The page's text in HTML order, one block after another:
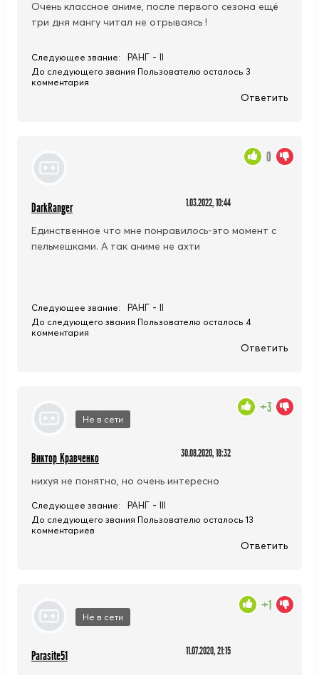
Очень классное аниме, после первого сезона ещё
три дня мангу читал не отрываясь !
Следующее звание: РАНГ - II
До следующего звания Пользователю осталось 3
комментария
Ответить
DarkRanger 1.03.2022, 10:44
Единственное что мне понравилось-это момент с
пельмешками. А так аниме не ахти
0
Следующее звание: РАНГ - II
До следующего звания Пользователю осталось 4
комментария
Ответить
Не в сети
Виктор Кравченко 30.08.2020, 18:32
нихуя не понятно, но очень интересно
+3
Следующее звание: РАНГ - III
До следующего звания Пользователю осталось 13
комментариев
Ответить
Не в сети
Parasite51 11.07.2020, 21:15
+1